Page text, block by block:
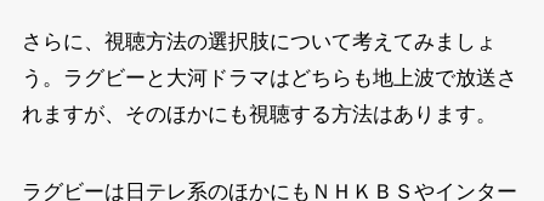
さらに、視聴方法の選択肢について考えてみましょ
う。ラグビーと大河ドラマはどちらも地上波で放送さ
れますが、そのほかにも視聴する方法はあります。
ラグビーは日テレ系のほかにもＮＨＫＢＳやインター